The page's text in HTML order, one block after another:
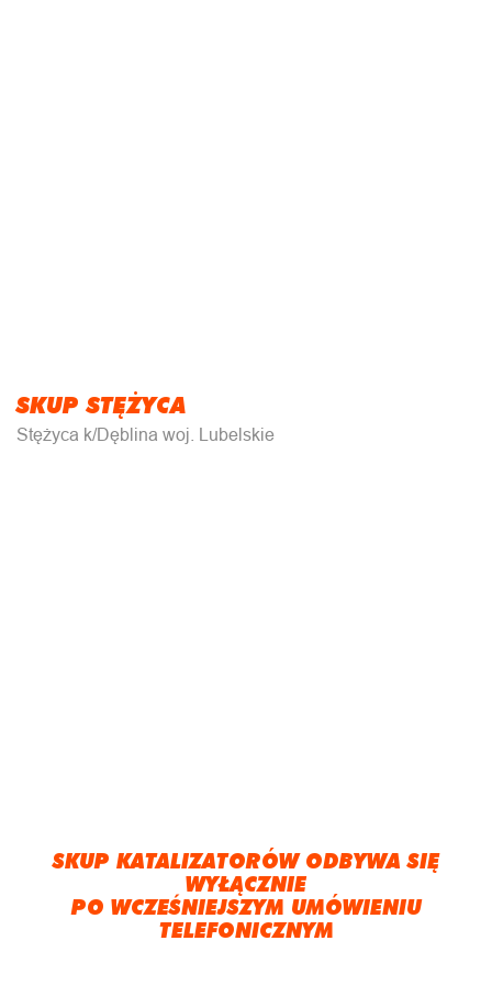
SKUP STĘŻYCA
Stężyca k/Dęblina woj. Lubelskie
SKUP KATALIZATORÓW ODBYWA SIĘ
WYŁĄCZNIE
PO WCZEŚNIEJSZYM UMÓWIENIU
TELEFONICZNYM